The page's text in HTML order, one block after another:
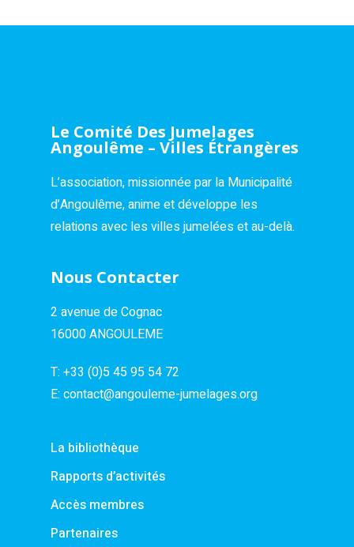
Le Comité Des Jumelages
Angoulême – Villes Étrangères
L’association, missionnée par la Municipalité
d’Angoulême, anime et développe les
relations avec les villes jumelées et au-delà.
Nous Contacter
2 avenue de Cognac
16000 ANGOULEME
T: +33 (0)5 45 95 54 72
E: contact@angouleme-jumelages.org
La bibliothèque
Rapports d’activités
Accès membres
Partenaires